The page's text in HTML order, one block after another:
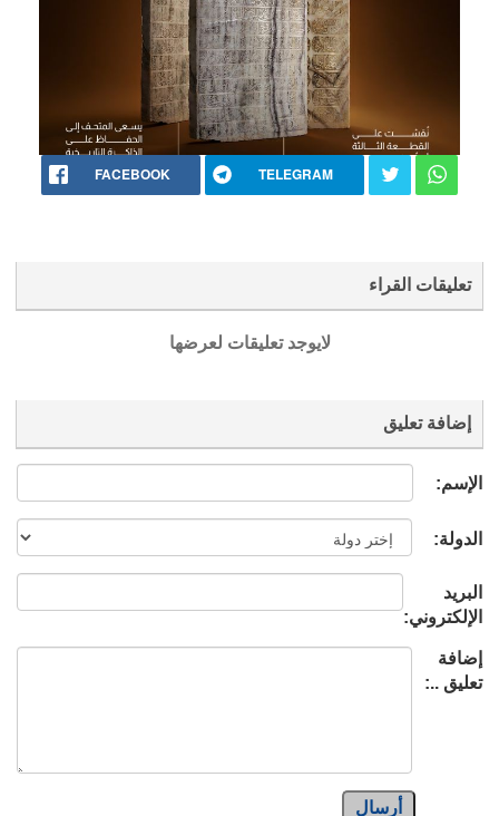
FACEBOOK TELEGRAM
تعليقات القراء
لايوجد تعليقات لعرضها
إضافة تعليق
الإسم:
الدولة:
البريد
الإلكتروني:
إضافة
تعليق ..:
أرسال